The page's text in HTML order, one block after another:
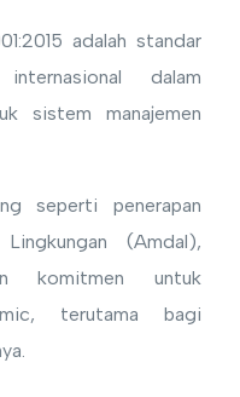
adalah standar
dalam
sistem manajemen
seperti penerapan
(Amdal),
komitmen untuk
terutama bagi